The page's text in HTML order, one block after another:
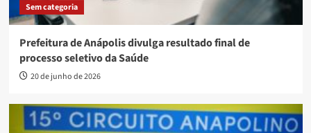
Sem categoria
Prefeitura de Anápolis divulga resultado final de
processo seletivo da Saúde
20 de junho de 2026